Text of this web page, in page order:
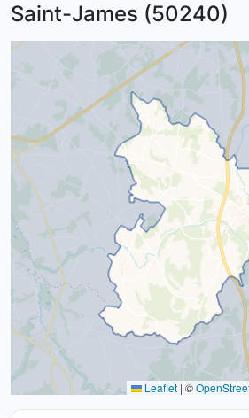
Saint-James (50240)
Leaflet | ©